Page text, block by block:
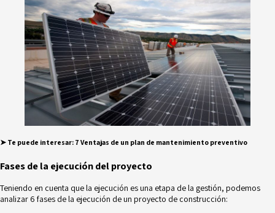
➤ Te puede interesar: 7 Ventajas de un plan de mantenimiento preventivo
Fases de la ejecución del proyecto
Teniendo en cuenta que la ejecución es una etapa de la gestión, podemos
analizar 6 fases de la ejecución de un proyecto de construcción: